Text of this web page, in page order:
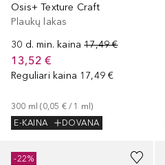
Osis+ Texture Craft
Plaukų lakas
30 d. min. kaina 17,49 €
13,52 €
Reguliari kaina 17,49 €
300 ml (0,05 € / 1 ml)
E-KAINA
DOVANA
-22%